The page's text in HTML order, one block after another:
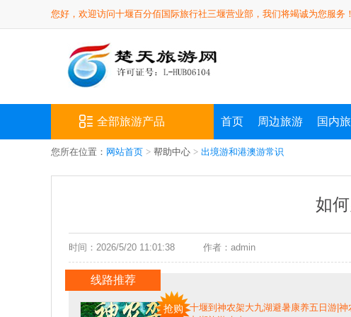
您好，欢迎访问十堰百分佰国际旅行社三堰营业部，我们将竭诚为您服务！
全部旅游产品 首页 周边旅游 国内
您所在位置： 网站首页 > 帮助中心 > 出境游和港澳游常识
如
时间：2026/5/20 11:01:38 作者：admin
线路推荐
抢购
十堰到神农架大九湖避暑康养五日游|神